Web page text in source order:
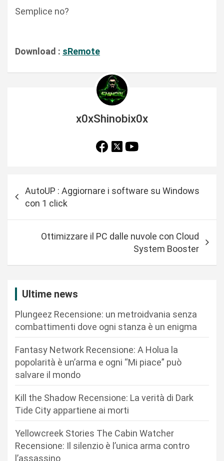
Semplice no?
Download : sRemote
x0xShinobix0x
a
AutoUP : Aggiornare i software su Windows
con 1 click
Ottimizzare il PC dalle nuvole con Cloud
System Booster
Ultime news
Plungeez Recensione: un metroidvania senza
combattimenti dove ogni stanza è un enigma
Fantasy Network Recensione: A Holua la
popolarità è un’arma e ogni “Mi piace” può
salvare il mondo
Kill the Shadow Recensione: La verità di Dark
Tide City appartiene ai morti
Yellowcreek Stories The Cabin Watcher
Recensione: Il silenzio è l’unica arma contro
l’assassino